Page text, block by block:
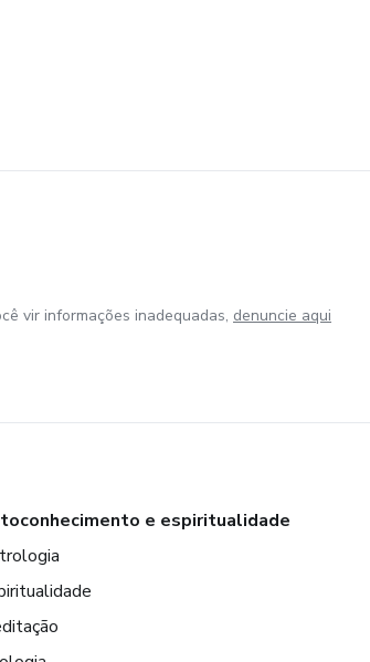
vir informações inadequadas, denuncie aqui
e espiritualidade